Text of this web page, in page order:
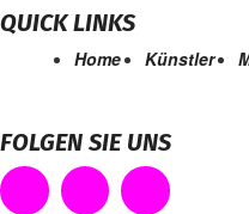
QUICK LINKS
Home Künstler
FOLGEN SIE UNS